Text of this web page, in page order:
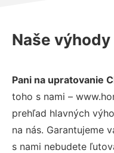
Naše výhody
Pani na upratovanie
toho s nami –
prehľad hlavných
na nás. Garantujeme
s nami nebudete